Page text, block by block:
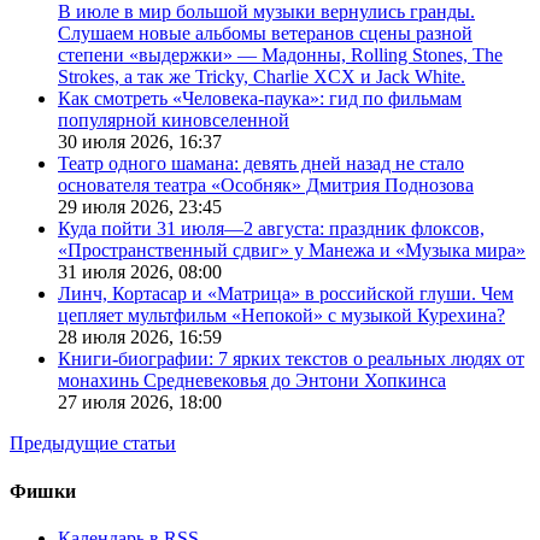
В июле в мир большой музыки вернулись гранды.
Слушаем новые альбомы ветеранов сцены разной
степени «выдержки» — Мадонны, Rolling Stones, The
Strokes, а так же Tricky, Charlie XCX и Jack White.
Как смотреть «Человека-паука»: гид по фильмам
популярной киновселенной
30 июля 2026, 16:37
Театр одного шамана: девять дней назад не стало
основателя театра «Особняк» Дмитрия Поднозова
29 июля 2026, 23:45
Куда пойти 31 июля—2 августа: праздник флоксов,
«Пространственный сдвиг» у Манежа и «Музыка мира»
31 июля 2026, 08:00
Линч, Кортасар и «Матрица» в российской глуши. Чем
цепляет мультфильм «Непокой» с музыкой Курехина?
28 июля 2026, 16:59
Книги-биографии: 7 ярких текстов о реальных людях от
монахинь Средневековья до Энтони Хопкинса
27 июля 2026, 18:00
Предыдущие статьи
Фишки